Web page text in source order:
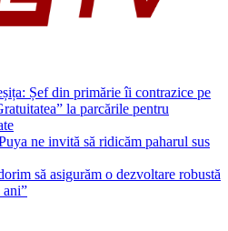
Șef din primărie îi contrazice pe
la parcările pentru
ne invită să ridicăm paharul sus
să asigurăm o dezvoltare robustă